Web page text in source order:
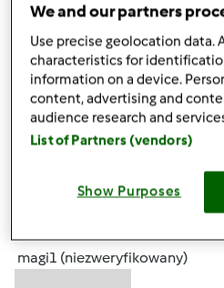
Pozdrawiam
Góra
Zalogujlub
magi1 (niezweryfikowany)
We and our partners
Use precise geolocation data.
characteristics for
information on a device.
content, advertising and
audience research and
List of Partners (vendors)
Show Purposes